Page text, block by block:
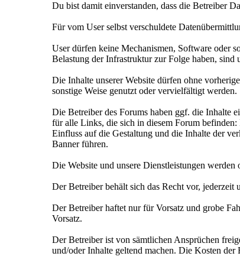
Du bist damit einverstanden, dass die Betreiber
Für vom User selbst verschuldete
User dürfen keine Mechanismen, Software oder
Belastung der Infrastruktur zur Folge haben, sind
Die Inhalte unserer Website dürfen ohne
sonstige Weise genutzt oder vervielfältigt werden.
Die Betreiber des Forums haben ggf. die Inhalte
für alle Links, die sich in diesem Forum
Einfluss auf die Gestaltung und die Inhalte der
Banner führen.
Die Website und unsere Dienstleistungen
Der Betreiber behält sich das Recht vor,
Der Betreiber haftet nur für Vorsatz und grobe
Vorsatz.
Der Betreiber ist von sämtlichen Ansprüchen
und/oder Inhalte geltend machen. Die Kosten